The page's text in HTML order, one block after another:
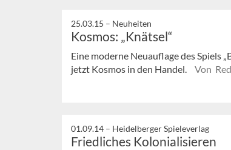
25.03.15 – Neuheiten
Kosmos: „Knätsel“
Eine moderne Neuauflage des Spiels
jetzt Kosmos in den Handel.
Von
01.09.14 – Heidelberger Spieleverlag
Friedliches Kolonialisieren